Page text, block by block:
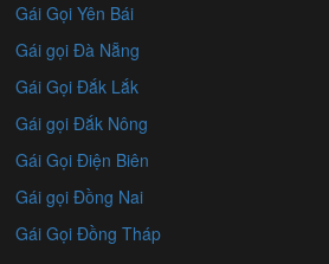
Gái Gọi Yên Bái
Gái gọi Đà Nẵng
Gái Gọi Đắk Lắk
Gái gọi Đắk Nông
Gái Gọi Điện Biên
Gái gọi Đồng Nai
Gái Gọi Đồng Tháp